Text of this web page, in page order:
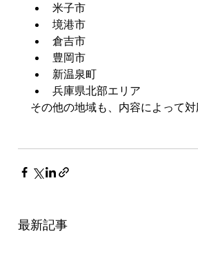
米子市
境港市
倉吉市
豊岡市
新温泉町
兵庫県北部エリア
その他の地域も、内容によって対
最新記事